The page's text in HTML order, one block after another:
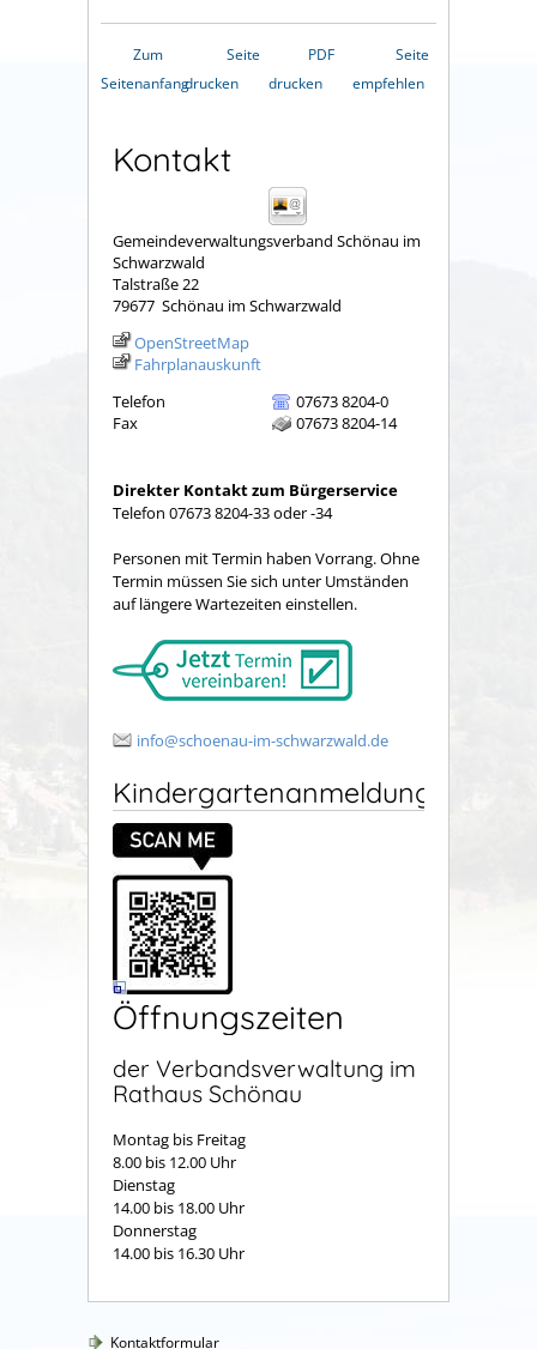
Zum
Seitenanfang
Seite
drucken
PDF
drucken
Seite
empfehlen
Kontakt
Gemeindeverwaltungsverband Schönau im
Schwarzwald
Talstraße 22
79677 Schönau im Schwarzwald
OpenStreetMap
Fahrplanauskunft
Telefon
07673 8204-0
Fax
07673 8204-14
Direkter Kontakt zum Bürgerservice
Telefon 07673 8204-33 oder -34
Personen mit Termin haben Vorrang. Ohne
Termin müssen Sie sich unter Umständen
auf längere Wartezeiten einstellen.
info@schoenau-im-schwarzwald.de
Kindergartenanmeldung
Öffnungszeiten
der Verbandsverwaltung im
Rathaus Schönau
Montag bis Freitag
8.00 bis 12.00 Uhr
Dienstag
14.00 bis 18.00 Uhr
Donnerstag
14.00 bis 16.30 Uhr
Kontaktformular